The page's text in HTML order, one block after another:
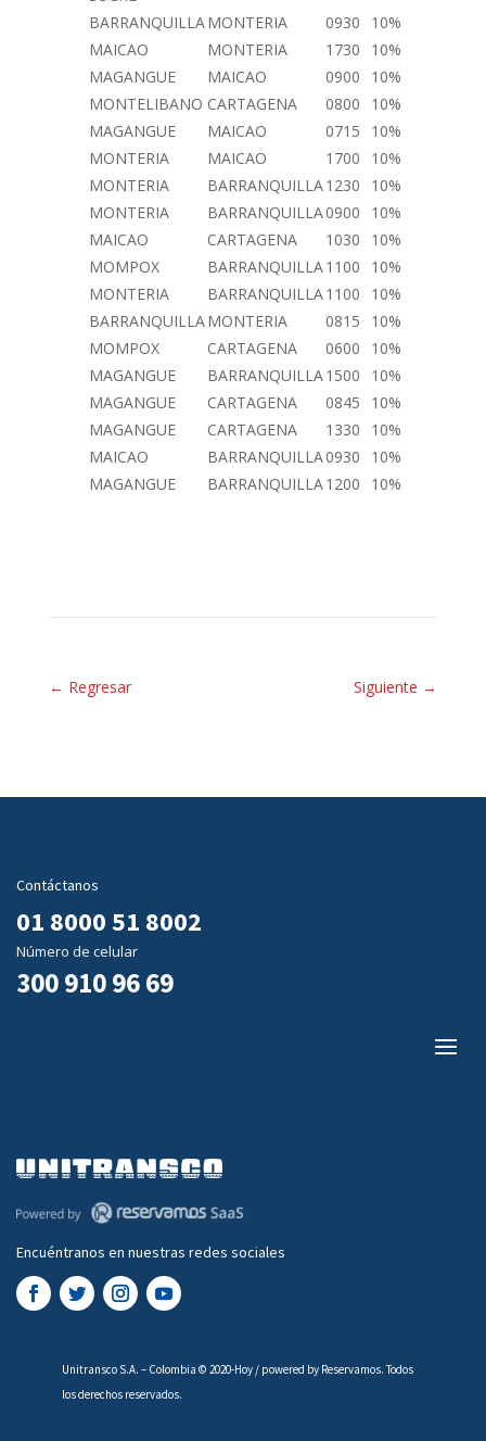
BARRANQUILLAMONTERIA 0930
10%
MAICAO
MONTERIA 1730
10%
MAGANGUE
MAICAO 0900
10%
MONTELIBANO CARTAGENA 0800
10%
MAGANGUE
MAICAO 0715
10%
MONTERIA
MAICAO 1700
10%
MONTERIA
BARRANQUILLA1230
10%
MONTERIA
BARRANQUILLA0900
10%
MAICAO
CARTAGENA 1030
10%
MOMPOX
BARRANQUILLA1100
10%
MONTERIA
BARRANQUILLA1100
10%
BARRANQUILLAMONTERIA 0815
10%
MOMPOX
CARTAGENA 0600
10%
MAGANGUE
BARRANQUILLA1500
10%
MAGANGUE
CARTAGENA 0845
10%
MAGANGUE
CARTAGENA 1330
10%
MAICAO
BARRANQUILLA0930
10%
MAGANGUE
BARRANQUILLA1200 10%
← Regresar Siguiente →
Contáctanos
01 8000 51 8002
Número de celular
300 910 96 69
Encuéntranos en nuestras redes sociales
Unitransco S.A. – Colombia © 2020-Hoy / powered by Reservamos. Todos
los derechos reservados.